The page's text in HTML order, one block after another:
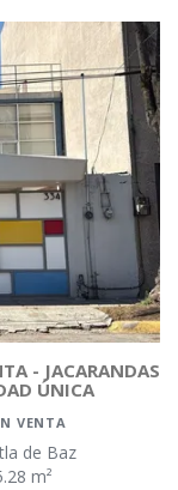
- JACARANDAS
ÚNICA
VENTA
de Baz
m²